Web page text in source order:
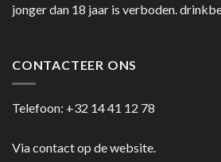
jonger dan 18 jaar is verboden.
CONTACTEER ONS
Telefoon: +32 14 41 12 78
Via contact op de website.